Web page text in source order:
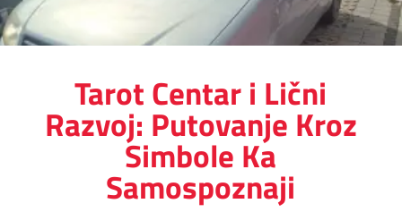
Tarot Centar i Lični
Razvoj: Putovanje Kroz
Simbole Ka
Samospoznaji